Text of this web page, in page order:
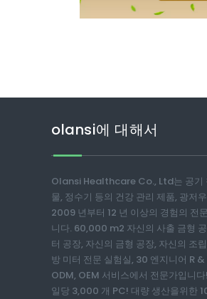
olansi에 대해서
Olansi Healthcare Co., Ltd는 공기
물, 정수기 등의 건강 관리 제품, 광저
2009 년부터 12 년 이상의 경험의 전
니다. 60,000 m2 자신의 사출 금형
터 공장, 자신의 금형 공장, 자신의 조
방 미터 전문 실험실, 30 엔지니어 R &
ODM, OEM 서비스에서 전문가입니다
일당 3,000 개 PC! 대량 생산을위한